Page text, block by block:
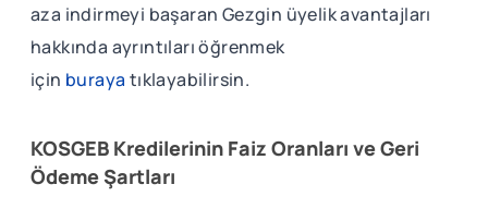
aza indirmeyi başaran Gezgin üyelik avantajları
hakkında ayrıntıları öğrenmek
için buraya tıklayabilirsin.
KOSGEB Kredilerinin Faiz Oranları ve Geri
Ödeme Şartları